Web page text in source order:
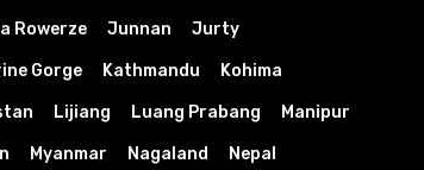
Rowerze Junnan Jurty
Gorge Kathmandu Kohima
Lijiang Luang Prabang Manipur
Myanmar Nagaland Nepal